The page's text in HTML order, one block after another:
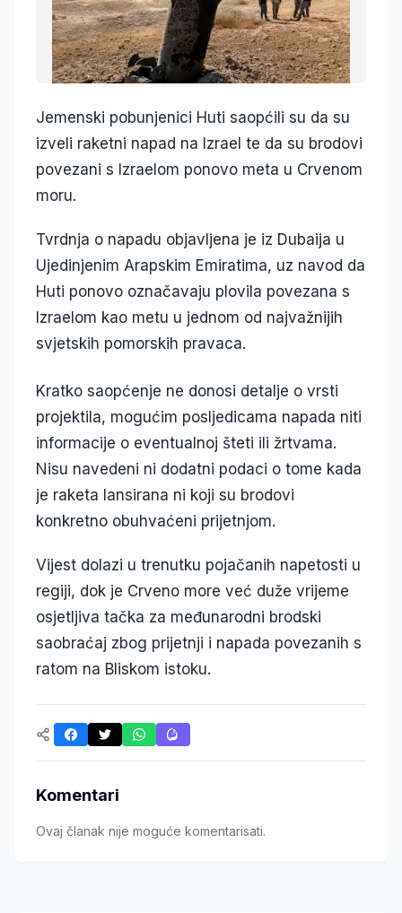
Jemenski pobunjenici Huti saopćili su da su
izveli raketni napad na Izrael te da su brodovi
povezani s Izraelom ponovo meta u Crvenom
moru.
Tvrdnja o napadu objavljena je iz Dubaija u
Ujedinjenim Arapskim Emiratima, uz navod da
Huti ponovo označavaju plovila povezana s
Izraelom kao metu u jednom od najvažnijih
svjetskih pomorskih pravaca.
Kratko saopćenje ne donosi detalje o vrsti
projektila, mogućim posljedicama napada niti
informacije o eventualnoj šteti ili žrtvama.
Nisu navedeni ni dodatni podaci o tome kada
je raketa lansirana ni koji su brodovi
konkretno obuhvaćeni prijetnjom.
Vijest dolazi u trenutku pojačanih napetosti u
regiji, dok je Crveno more već duže vrijeme
osjetljiva tačka za međunarodni brodski
saobraćaj zbog prijetnji i napada povezanih s
ratom na Bliskom istoku.
Komentari
Ovaj članak nije moguće komentarisati.